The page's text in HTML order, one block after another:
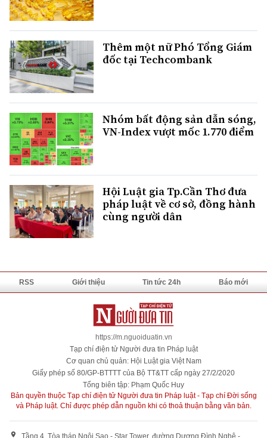
Thêm một nữ Phó Tổng Giám
đốc tại Techcombank
Nhóm bất động sản dẫn sóng,
VN-Index vượt mốc 1.770 điểm
Hội Luật gia Tp.Cần Thơ đưa
pháp luật về cơ sở, đồng hành
cùng người dân
RSS Giới thiệu Tin tức 24h Báo mới
https://m.nguoiduatin.vn
Tạp chí điện tử Người đưa tin Pháp luật
Cơ quan chủ quản: Hội Luật gia Việt Nam
Giấy phép số 80/GP-BTTTT của Bộ TT&TT cấp ngày 27/2/2020
Tổng biên tập: Phạm Quốc Huy
Bản quyền thuộc Tạp chí điện tử Người đưa tin Pháp luật - Tạp chí Đời sống
và Pháp luật. Chỉ được phép dẫn nguồn khi có thoả thuận bằng văn bản.
Tầng 4, Tòa tháp Ngôi Sao - Star Tower, đường Dương Đình Nghệ -